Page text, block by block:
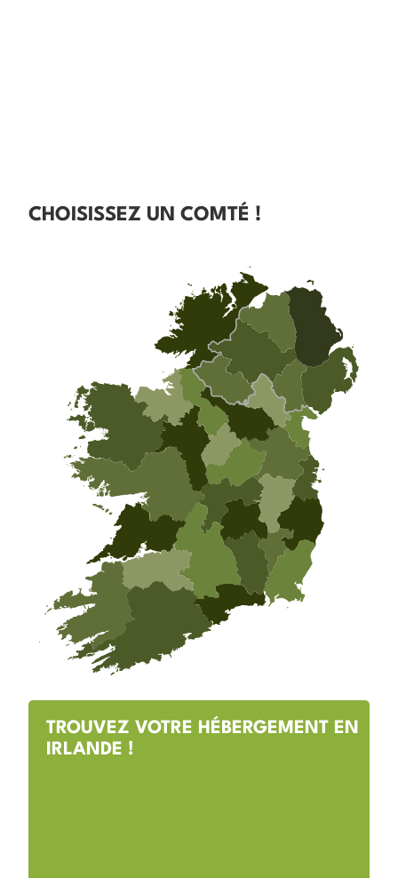
CHOISISSEZ UN COMTÉ !
TROUVEZ VOTRE HÉBERGEMENT EN
IRLANDE !